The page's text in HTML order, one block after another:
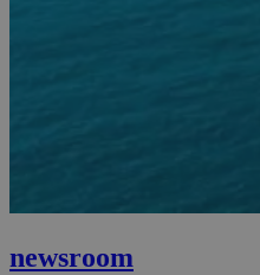
newsroom